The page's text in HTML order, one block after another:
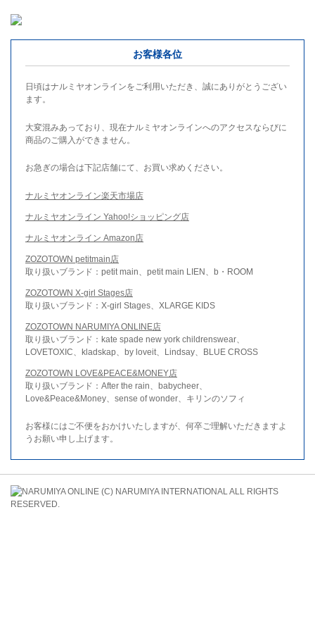
お客様各位
日頃はナルミヤオンラインをご利用いただき、誠にありがとうござい
ます。
大変混みあっており、現在ナルミヤオンラインへのアクセスならびに
商品のご購入ができません。
お急ぎの場合は下記店舗にて、お買い求めください。
ナルミヤオンライン楽天市場店
ナルミヤオンライン Yahoo!ショッピング店
ナルミヤオンライン Amazon店
ZOZOTOWN petitmain店
取り扱いブランド：petit main、petit main LIEN、b・ROOM
ZOZOTOWN X-girl Stages店
取り扱いブランド：X-girl Stages、XLARGE KIDS
ZOZOTOWN NARUMIYA ONLINE店
取り扱いブランド：kate spade new york childrenswear、
LOVETOXIC、kladskap、by loveit、Lindsay、BLUE CROSS
ZOZOTOWN LOVE&PEACE&MONEY店
取り扱いブランド：After the rain、babycheer、
Love&Peace&Money、sense of wonder、キリンのソフィ
お客様にはご不便をおかけいたしますが、何卒ご理解いただきますよ
うお願い申し上げます。